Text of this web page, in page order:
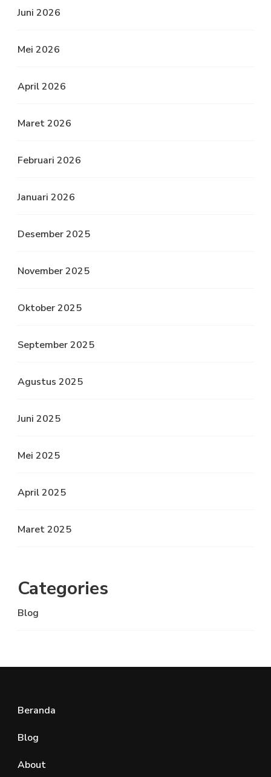
Juni 2026
Mei 2026
April 2026
Maret 2026
Februari 2026
Januari 2026
Desember 2025
November 2025
Oktober 2025
September 2025
Agustus 2025
Juni 2025
Mei 2025
April 2025
Maret 2025
Categories
Blog
Beranda
Blog
About